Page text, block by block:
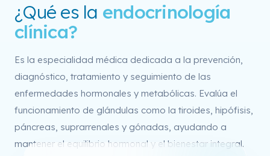
¿Qué es la endocrinología
clínica?
Es la especialidad médica dedicada a la prevención,
diagnóstico, tratamiento y seguimiento de las
enfermedades hormonales y metabólicas. Evalúa el
funcionamiento de glándulas como la tiroides, hipófisis,
páncreas, suprarrenales y gónadas, ayudando a
mantener el equilibrio hormonal y el bienestar integral.